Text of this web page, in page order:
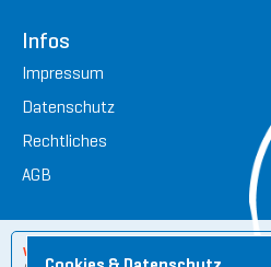
Infos
Impressum
Datenschutz
Rechtliches
AGB
Wichtige Hinweise: